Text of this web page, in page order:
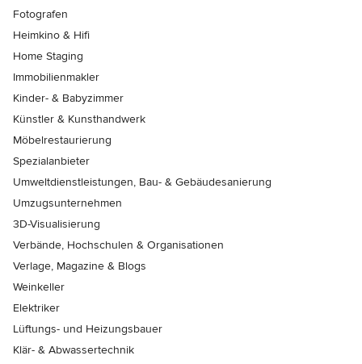
Fotografen
Heimkino & Hifi
Home Staging
Immobilienmakler
Kinder- & Babyzimmer
Künstler & Kunsthandwerk
Möbelrestaurierung
Spezialanbieter
Umweltdienstleistungen, Bau- & Gebäudesanierung
Umzugsunternehmen
3D-Visualisierung
Verbände, Hochschulen & Organisationen
Verlage, Magazine & Blogs
Weinkeller
Elektriker
Lüftungs- und Heizungsbauer
Klär- & Abwassertechnik